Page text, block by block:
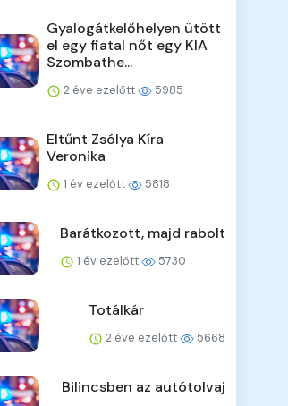
Gyalogátkelőhelyen ütött
el egy fiatal nőt egy KIA
Szombathe...
2 éve ezelőtt 5985
Eltűnt Zsólya Kíra
Veronika
1 év ezelőtt 5818
Barátkozott, majd rabolt
1 év ezelőtt 5730
Totálkár
2 éve ezelőtt 5668
Bilincsben az autótolvaj